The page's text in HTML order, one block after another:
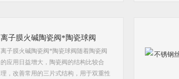
离子膜火碱陶瓷阀*陶瓷球阀
离子膜火碱陶瓷阀*陶瓷球阀随着陶瓷阀
的应用日益增大，陶瓷阀的结构比较合
理，改善常用的三片式结构，用于双重性